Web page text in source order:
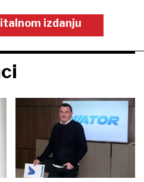
izdanju